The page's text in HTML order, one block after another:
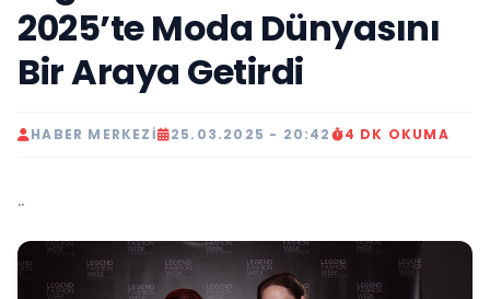
2025’te Moda Dünyasını
Bir Araya Getirdi
HABER MERKEZI 25.03.2025 - 20:42 4 DK OKUMA
..